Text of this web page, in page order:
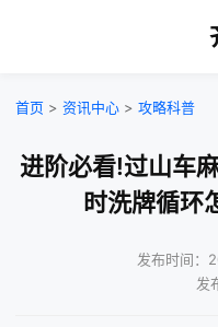
首页 > 资讯中心 > 攻略科普
进阶必看!过山车
时洗牌循环
发布时间：
发